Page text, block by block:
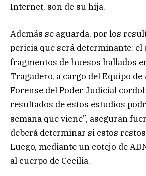
Internet, son de su hija.
Además se aguarda, por los
pericia que será determinante: el
fragmentos de huesos hallados
Tragadero, a cargo del Equipo
Forense del Poder Judicial
resultados de estos estudios
semana que viene”, aseguran
deberá determinar si estos
Luego, mediante un cotejo de
al cuerpo de Cecilia.